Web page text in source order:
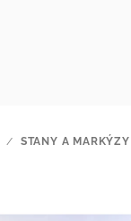
/ STANY A MARKÝZY